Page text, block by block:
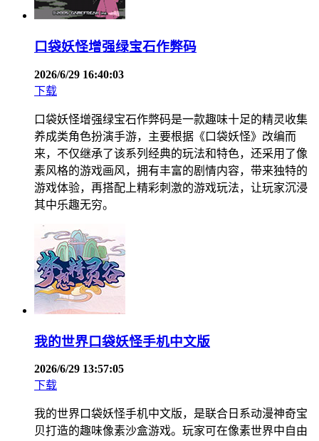
口袋妖怪增强绿宝石作弊码
2026/6/29 16:40:03
下载
口袋妖怪增强绿宝石作弊码是一款趣味十足的精灵收集
养成类角色扮演手游，主要根据《口袋妖怪》改编而
来，不仅继承了该系列经典的玩法和特色，还采用了像
素风格的游戏画风，拥有丰富的剧情内容，带来独特的
游戏体验，再搭配上精彩刺激的游戏玩法，让玩家沉浸
其中乐趣无穷。
我的世界口袋妖怪手机中文版
2026/6/29 13:57:05
下载
我的世界口袋妖怪手机中文版，是联合日系动漫神奇宝
贝打造的趣味像素沙盒游戏。玩家可在像素世界中自由